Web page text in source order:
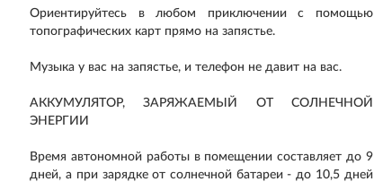
Ориентируйтесь в любом приключении с помощью
топографических карт прямо на запястье.
Музыка у вас на запястье, и телефон не давит на вас.
АККУМУЛЯТОР, ЗАРЯЖАЕМЫЙ ОТ СОЛНЕЧНОЙ
ЭНЕРГИИ
Время автономной работы в помещении составляет до 9
дней, а при зарядке от солнечной батареи - до 10,5 дней